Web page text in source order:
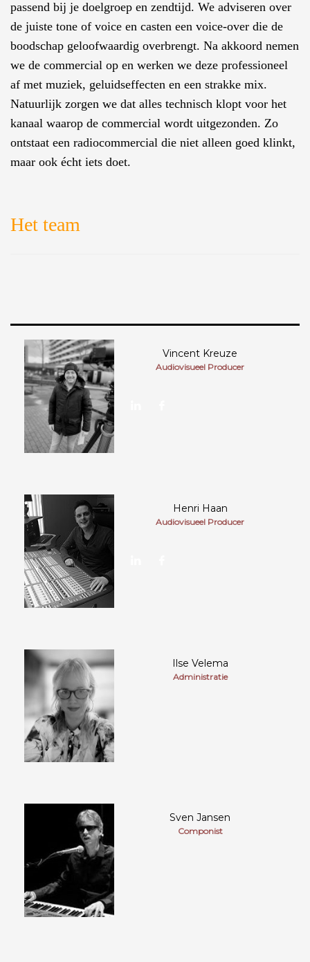
passend bij je doelgroep en zendtijd. We adviseren over
de juiste tone of voice en casten een voice-over die de
boodschap geloofwaardig overbrengt. Na akkoord nemen
we de commercial op en werken we deze professioneel
af met muziek, geluidseffecten en een strakke mix.
Natuurlijk zorgen we dat alles technisch klopt voor het
kanaal waarop de commercial wordt uitgezonden. Zo
ontstaat een radiocommercial die niet alleen goed klinkt,
maar ook écht iets doet.
Het team
Vincent Kreuze
Audiovisueel Producer
Henri Haan
Audiovisueel Producer
Ilse Velema
Administratie
Sven Jansen
Componist